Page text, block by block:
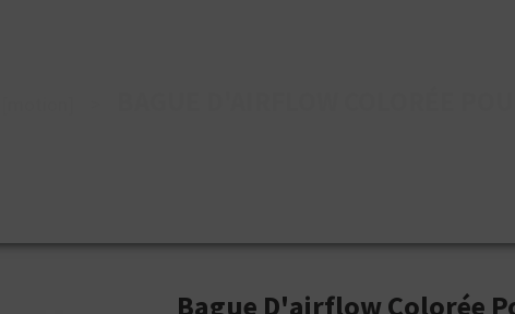
Bague D'airflow Colorée